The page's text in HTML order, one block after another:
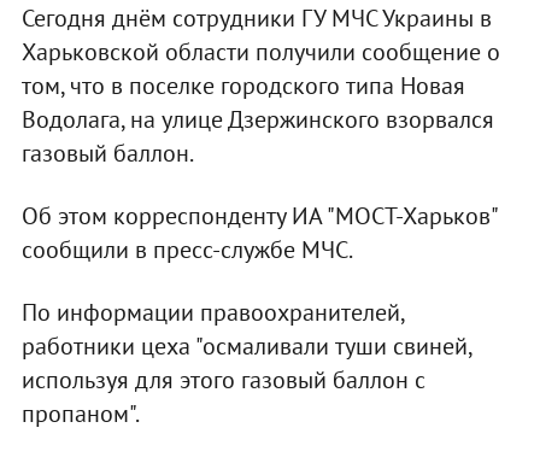
Сегодня днём сотрудники ГУ МЧС Украины в
Харьковской области получили сообщение о
том, что в поселке городского типа Новая
Водолага, на улице Дзержинского взорвался
газовый баллон.
Об этом корреспонденту ИА "МОСТ-Харьков"
сообщили в пресс-службе МЧС.
По информации правоохранителей,
работники цеха "осмаливали туши свиней,
используя для этого газовый баллон с
пропаном".